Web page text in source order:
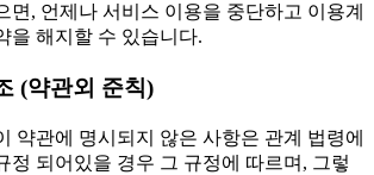
면, 언제나 서비스 이용을 중단하고 이용계
을 해지할 수 있습니다.
(약관외 준칙)
약관에 명시되지 않은 사항은 관계 법령에
정 되어있을 경우 그 규정에 따르며, 그렇